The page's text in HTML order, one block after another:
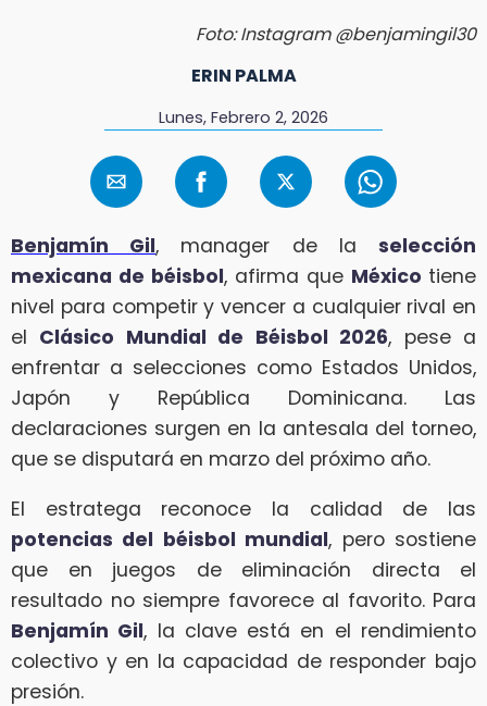
Foto: Instagram @benjamingil30
ERIN PALMA
Lunes, Febrero 2, 2026
Benjamín Gil, manager de laselección
mexicana de béisbol, afirma que México tiene
nivel para competir y vencer a cualquier rival en
el Clásico Mundial de Béisbol 2026, pese a
enfrentar a selecciones como Estados Unidos,
Japón y República Dominicana. Las
declaraciones surgen en la antesala del torneo,
que se disputará en marzo del próximo año.
El estratega reconoce la calidad de las
potencias del béisbol mundial, pero sostiene
que en juegos de eliminación directa el
resultado no siempre favorece al favorito. Para
Benjamín Gil, la clave está en el rendimiento
colectivo y en la capacidad de responder bajo
presión.